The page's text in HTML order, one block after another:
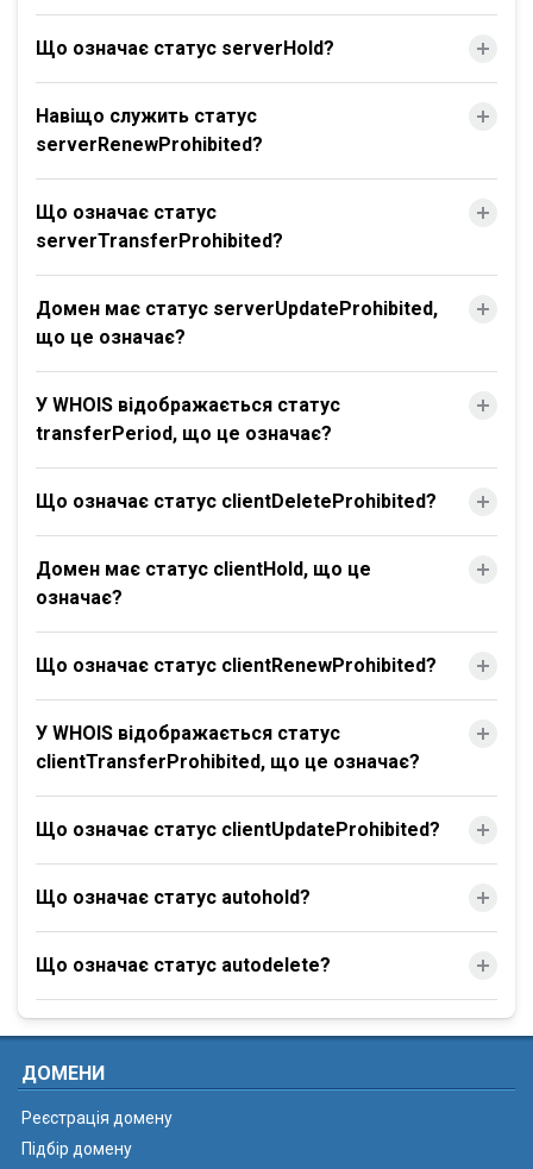
Що означає статус serverHold?
Навіщо служить статус
serverRenewProhibited?
Що означає статус
serverTransferProhibited?
Домен має статус serverUpdateProhibited,
що це означає?
У WHOIS відображається статус
transferPeriod, що це означає?
Що означає статус clientDeleteProhibited?
Домен має статус clientHold, що це
означає?
Що означає статус clientRenewProhibited?
У WHOIS відображається статус
clientTransferProhibited, що це означає?
Що означає статус clientUpdateProhibited?
Що означає статус autohold?
Що означає статус autodelete?
ДОМЕНИ
Реєстрація домену
Підбір домену